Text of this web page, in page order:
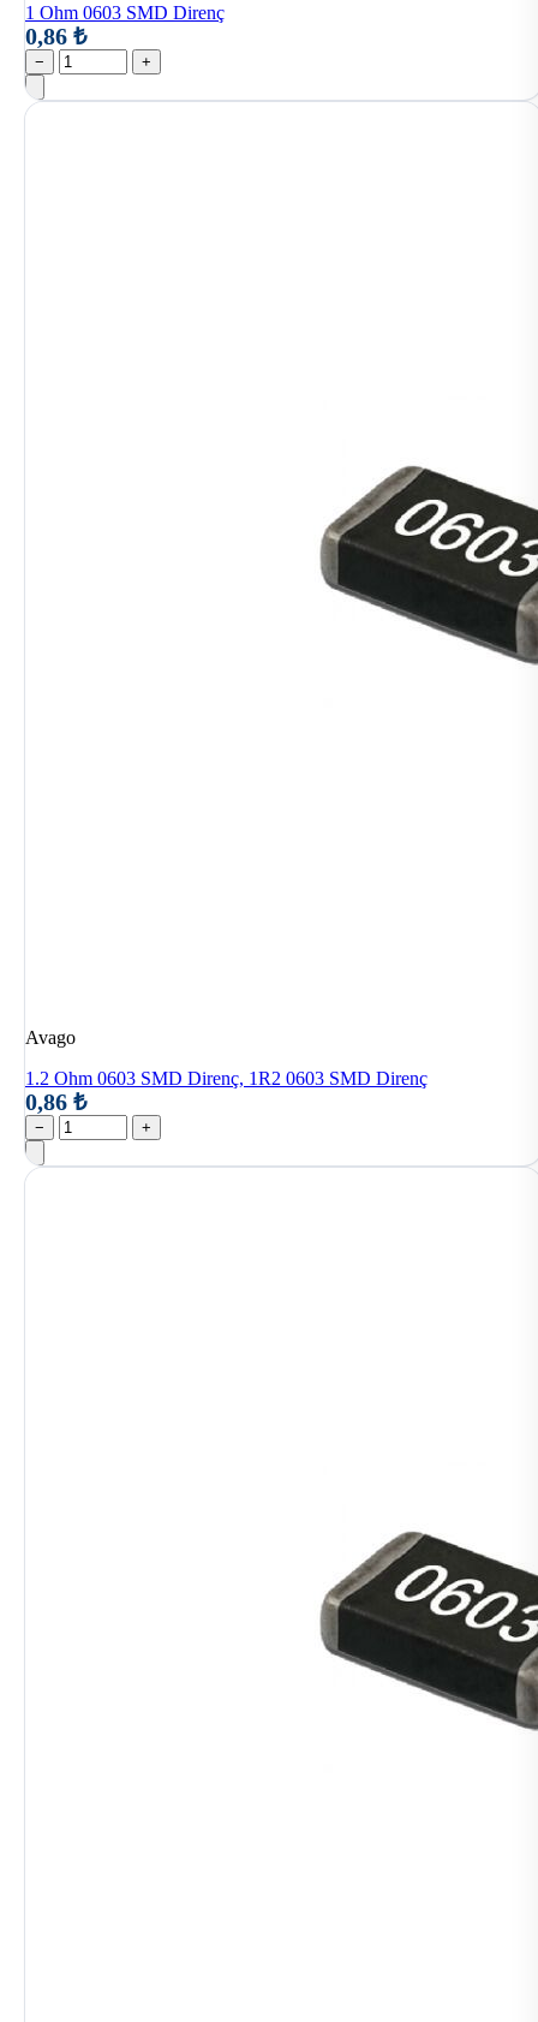
1 Ohm 0603 SMD Direnç
0,86 ₺
− +
Avago
1.2 Ohm 0603 SMD Direnç, 1R2 0603 SMD Direnç
0,86 ₺
− +